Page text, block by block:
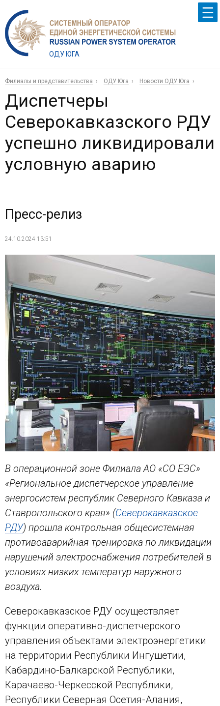
ОДУ ЮГА
Филиалы и представительства ОДУ Юга Новости ОДУ Юга
Диспетчеры
Северокавказского РДУ
успешно ликвидировали
условную аварию
Пресс-релиз
24.10.2024 13:51
В операционной зоне Филиала АО «СО ЕЭС»
«Региональное диспетчерское управление
энергосистем республик Северного Кавказа и
Ставропольского края» (Северокавказское
РДУ) прошла контрольная общесистемная
противоаварийная тренировка по ликвидации
нарушений электроснабжения потребителей в
условиях низких температур наружного
воздуха.
Северокавказское РДУ осуществляет
функции оперативно-диспетчерского
управления объектами электроэнергетики
на территории Республики Ингушетии,
Кабардино-Балкарской Республики,
Карачаево-Черкесской Республики,
Республики Северная Осетия-Алания,